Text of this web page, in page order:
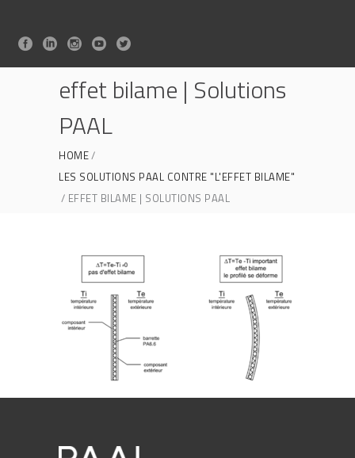
effet bilame | Solutions
PAAL
HOME
LES SOLUTIONS PAAL CONTRE "L'EFFET BILAME"
EFFET BILAME | SOLUTIONS PAAL